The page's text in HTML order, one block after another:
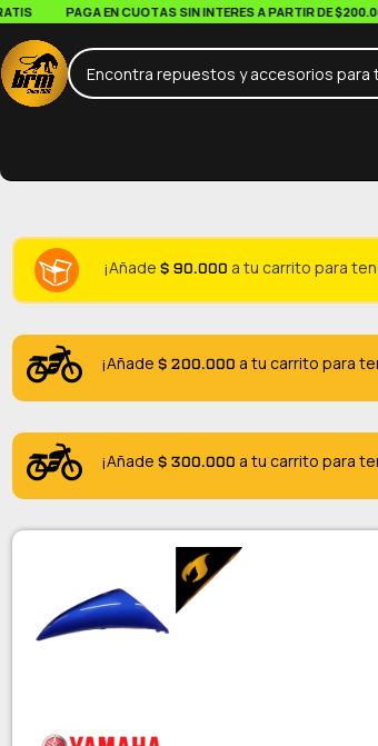
PAGA EN CUOTAS SIN INTERES A PARTIR DE $200.000
¡Añade $90.000 a tu carrito para
¡Añade $200.000 a tu carrito para
¡Añade $300.000 a tu carrito para